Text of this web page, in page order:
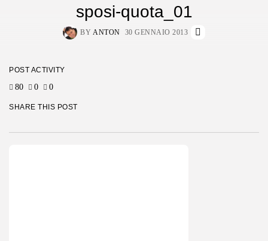
sposi-quota_01
BY ANTON 30 GENNAIO 2013
POST ACTIVITY
80 0 0
SHARE THIS POST